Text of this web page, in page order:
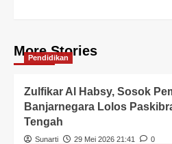
More Stories
Pendidikan
Zulfikar Al Habsy, Sosok
Banjarnegara Lolos
Tengah
Sunarti 29 Mei 2026 21:41
0